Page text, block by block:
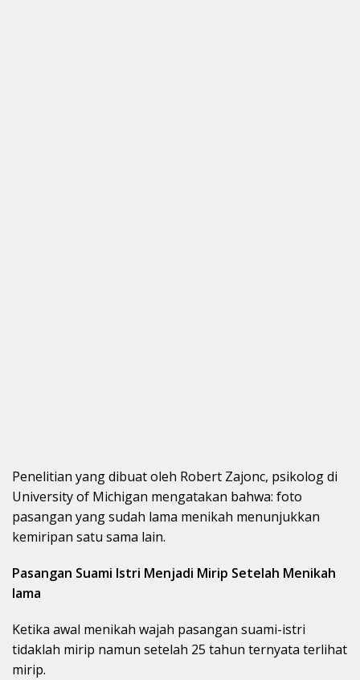
Penelitian yang dibuat oleh Robert Zajonc, psikolog di
University of Michigan mengatakan bahwa: foto
pasangan yang sudah lama menikah menunjukkan
kemiripan satu sama lain.
Pasangan Suami Istri Menjadi Mirip Setelah Menikah
lama
Ketika awal menikah wajah pasangan suami-istri
tidaklah mirip namun setelah 25 tahun ternyata terlihat
mirip.